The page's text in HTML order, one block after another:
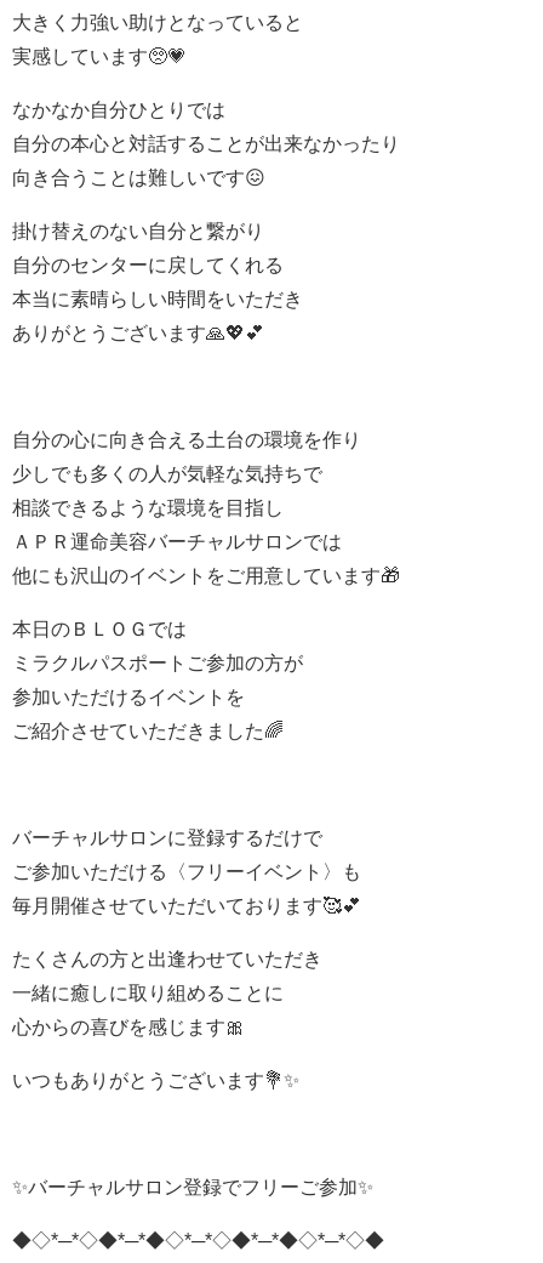
大きく力強い助けとなっていると
実感しています🥺💗
なかなか自分ひとりでは
自分の本心と対話することが出来なかったり
向き合うことは難しいです😖
掛け替えのない自分と繋がり
自分のセンターに戻してくれる
本当に素晴らしい時間をいただき
ありがとうございます🙏💖💕
自分の心に向き合える土台の環境を作り
少しでも多くの人が気軽な気持ちで
相談できるような環境を目指し
ＡＰＲ運命美容バーチャルサロンでは
他にも沢山のイベントをご用意しています🎁
本日のＢＬＯＧでは
ミラクルパスポートご参加の方が
参加いただけるイベントを
ご紹介させていただきました🌈
バーチャルサロンに登録するだけで
ご参加いただける〈フリーイベント〉も
毎月開催させていただいております🥰💕
たくさんの方と出逢わせていただき
一緒に癒しに取り組めることに
心からの喜びを感じます🎀
いつもありがとうございます💐✨
✨バーチャルサロン登録でフリーご参加✨
◆◇*─*◇◆*─*◆◇*─*◇◆*─*◆◇*─*◇◆